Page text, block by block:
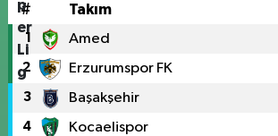
# Takım
1 Amed
2 Erzurumspor FK
3 Başakşehir
4 Kocaelispor